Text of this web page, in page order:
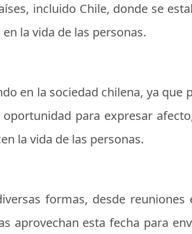
incluido Chile, donde se
la vida de las personas.
en la sociedad chilena, ya que
para expresar
la vida de las personas.
formas, desde
aprovechan esta fecha para